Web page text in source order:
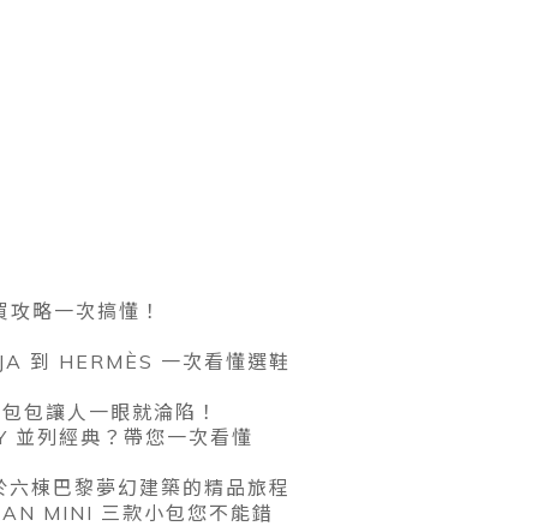
略一次搞懂！
到 HERMÈS 一次看懂選鞋
包讓人一眼就淪陷！
並列經典？帶您一次看懂
棟巴黎夢幻建築的精品旅程
MINI 三款小包您不能錯